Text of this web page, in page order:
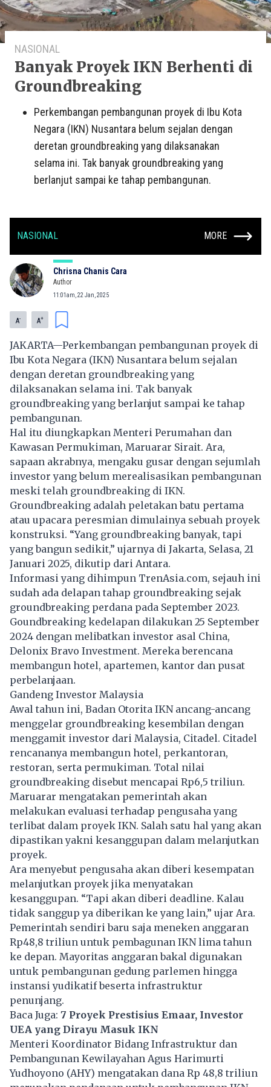
NASIONAL
Banyak Proyek IKN Berhenti di
Groundbreaking
Perkembangan pembangunan proyek di Ibu Kota
Negara (IKN) Nusantara belum sejalan dengan
deretan groundbreaking yang dilaksanakan
selama ini. Tak banyak groundbreaking yang
berlanjut sampai ke tahap pembangunan.
NASIONAL MORE
Chrisna Chanis Cara
Author
11:01am, 22 Jan, 2025
A- A+
JAKARTA—Perkembangan pembangunan proyek di
Ibu Kota Negara (IKN) Nusantara belum sejalan
dengan deretan groundbreaking yang
dilaksanakan selama ini. Tak banyak
groundbreaking yang berlanjut sampai ke tahap
pembangunan.
Hal itu diungkapkan Menteri Perumahan dan
Kawasan Permukiman, Maruarar Sirait. Ara,
sapaan akrabnya, mengaku gusar dengan sejumlah
investor yang belum merealisasikan pembangunan
meski telah groundbreaking di IKN.
Groundbreaking adalah peletakan batu pertama
atau upacara peresmian dimulainya sebuah proyek
konstruksi. “Yang groundbreaking banyak, tapi
yang bangun sedikit,” ujarnya di Jakarta, Selasa, 21
Januari 2025, dikutip dari Antara.
Informasi yang dihimpun TrenAsia.com, sejauh ini
sudah ada delapan tahap groundbreaking sejak
groundbreaking perdana pada September 2023.
Goundbreaking kedelapan dilakukan 25 September
2024 dengan melibatkan investor asal China,
Delonix Bravo Investment. Mereka berencana
membangun hotel, apartemen, kantor dan pusat
perbelanjaan.
Gandeng Investor Malaysia
Awal tahun ini, Badan Otorita IKN ancang-ancang
menggelar groundbreaking kesembilan dengan
menggamit investor dari Malaysia, Citadel. Citadel
rencananya membangun hotel, perkantoran,
restoran, serta permukiman. Total nilai
groundbreaking disebut mencapai Rp6,5 triliun.
Maruarar mengatakan pemerintah akan
melakukan evaluasi terhadap pengusaha yang
terlibat dalam proyek IKN. Salah satu hal yang akan
dipastikan yakni kesanggupan dalam melanjutkan
proyek.
Ara menyebut pengusaha akan diberi kesempatan
melanjutkan proyek jika menyatakan
kesanggupan. “Tapi akan diberi deadline. Kalau
tidak sanggup ya diberikan ke yang lain,” ujar Ara.
Pemerintah sendiri baru saja meneken anggaran
Rp48,8 triliun untuk pembagunan IKN lima tahun
ke depan. Mayoritas anggaran bakal digunakan
untuk pembangunan gedung parlemen hingga
instansi yudikatif beserta infrastruktur
penunjang.
Baca Juga: 7 Proyek Prestisius Emaar, Investor
UEA yang Dirayu Masuk IKN
Menteri Koordinator Bidang Infrastruktur dan
Pembangunan Kewilayahan Agus Harimurti
Yudhoyono (AHY) mengatakan dana Rp 48,8 triliun